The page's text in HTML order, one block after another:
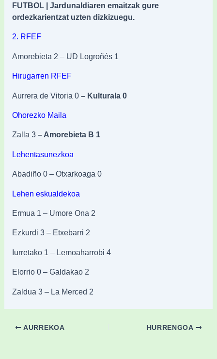
FUTBOL | Jardunaldiaren emaitzak gure
ordezkarientzat uzten dizkizuegu.
2. RFEF
Amorebieta 2 – UD Logroñés 1
Hirugarren RFEF
Aurrera de Vitoria 0– Kulturala 0
Ohorezko Maila
Zalla 3– Amorebieta B 1
Lehentasunezkoa
Abadiño 0 – Otxarkoaga 0
Lehen eskualdekoa
Ermua 1 – Umore Ona 2
Ezkurdi 3 – Etxebarri 2
Iurretako 1 – Lemoaharrobi 4
Elorrio 0 – Galdakao 2
Zaldua 3 – La Merced 2
AURREKOA HURRENGOA